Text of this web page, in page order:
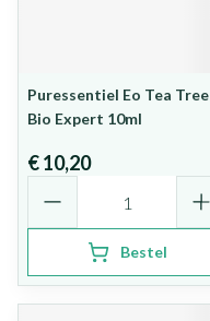
Puressentiel Eo Tea Tree
Bio Expert 10ml
€ 10,20
Bestel